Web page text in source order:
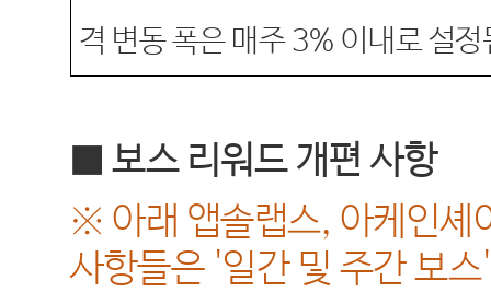
격 변동 폭은 매주3% 이내로 설정
■보스 리워드 개편 사항
※ 아래 앱솔랩스, 아케인셰
사항들은 '일간 및 주간 보